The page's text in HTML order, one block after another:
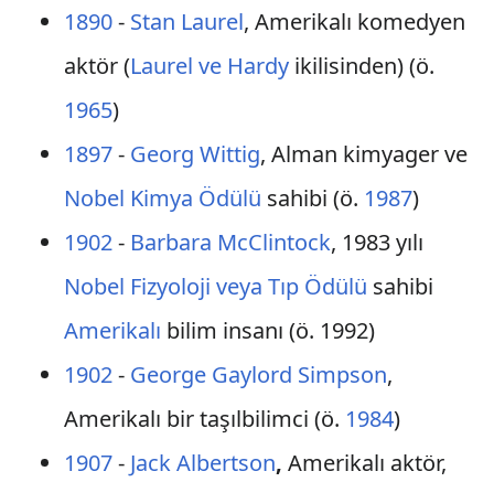
1890- Stan Laurel, Amerikalı komedyen
aktör (Laurel ve Hardyikilisinden) (ö.
1965)
1897- Georg Wittig, Alman kimyager ve
Nobel Kimya Ödülü sahibi (ö. 1987)
1902- Barbara McClintock, 1983 yılı
Nobel Fizyoloji veya Tıp Ödülü sahibi
Amerikalı bilim insanı (ö. 1992)
1902- George Gaylord Simpson,
Amerikalı bir taşılbilimci (ö. 1984)
1907- Jack Albertson, Amerikalı aktör,